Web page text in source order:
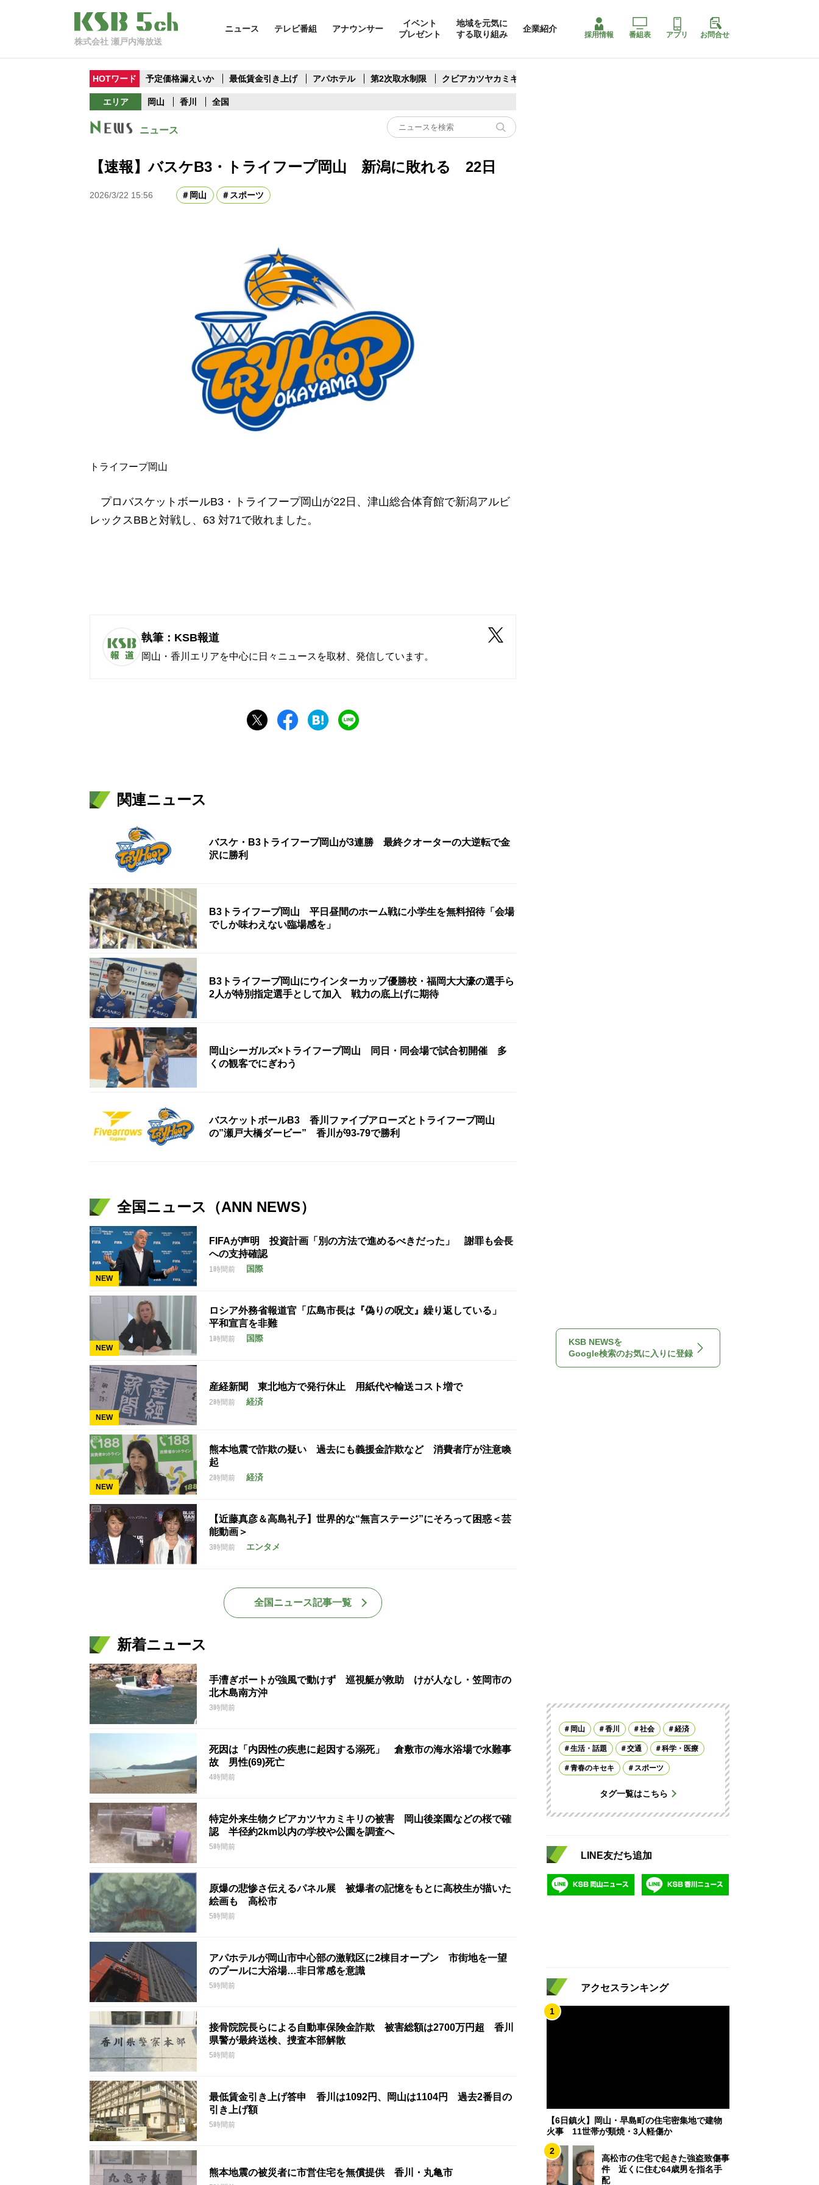
株式会社 瀬戸内海放送
ニュース テレビ番組 アナウンサー
イベント
プレゼント
地域を元気に
する取り組み
企業紹介
採用情報 番組表 アプリ お問合せ
HOTワード 予定価格漏えいか 最低賃金引き上げ アパホテル 第2次取水制限 クビアカツヤカミキリ
エリア 岡山 香川 全国
ニュース
【速報】バスケB3・トライフープ岡山 新潟に敗れる 22日
2026/3/22 15:56 岡山 スポーツ
トライフープ岡山
プロバスケットボールB3・トライフープ岡山が22日、津山総合体育館で新潟アルビ
レックスBBと対戦し、 63 対71で敗れました。
執筆：KSB報道
岡山・香川エリアを中心に日々ニュースを取材、発信しています。
関連ニュース
バスケ・B3トライフープ岡山が3連勝 最終クオーターの大逆転で金
沢に勝利
B3トライフープ岡山 平日昼間のホーム戦に小学生を無料招待「会場
でしか味わえない臨場感を」
B3トライフープ岡山にウインターカップ優勝校・福岡大大濠の選手ら
2人が特別指定選手として加入 戦力の底上げに期待
岡山シーガルズ×トライフープ岡山 同日・同会場で試合初開催 多
くの観客でにぎわう
バスケットボールB3 香川ファイブアローズとトライフープ岡山
の”瀬戸大橋ダービー” 香川が93‐79で勝利
全国ニュース（ANN NEWS）
NEW
FIFAが声明 投資計画「別の方法で進めるべきだった」 謝罪も会長
への支持確認
1時間前 国際
NEW
ロシア外務省報道官「広島市長は『偽りの呪文』繰り返している」
平和宣言を非難
1時間前 国際
NEW
産経新聞 東北地方で発行休止 用紙代や輸送コスト増で
2時間前 経済
NEW
熊本地震で詐欺の疑い 過去にも義援金詐欺など 消費者庁が注意喚
起
2時間前 経済
【近藤真彦＆高島礼子】世界的な“無言ステージ”にそろって困惑＜芸
能動画＞
3時間前 エンタメ
全国ニュース記事一覧
新着ニュース
手漕ぎボートが強風で動けず 巡視艇が救助 けが人なし・笠岡市の
北木島南方沖
3時間前
死因は「内因性の疾患に起因する溺死」 倉敷市の海水浴場で水難事
故 男性(69)死亡
4時間前
特定外来生物クビアカツヤカミキリの被害 岡山後楽園などの桜で確
認 半径約2km以内の学校や公園を調査へ
5時間前
原爆の悲惨さ伝えるパネル展 被爆者の記憶をもとに高校生が描いた
絵画も 高松市
5時間前
アパホテルが岡山市中心部の激戦区に2棟目オープン 市街地を一望
のプールに大浴場…非日常感を意識
5時間前
接骨院院長らによる自動車保険金詐欺 被害総額は2700万円超 香川
県警が最終送検、捜査本部解散
5時間前
最低賃金引き上げ答申 香川は1092円、岡山は1104円 過去2番目の
引き上げ額
5時間前
熊本地震の被災者に市営住宅を無償提供 香川・丸亀市
KSB NEWSを
Google検索のお気に入りに登録
岡山 香川 社会 経済
生活・話題 交通 科学・医療
青春のキセキ スポーツ
タグ一覧はこちら
LINE友だち追加
アクセスランキング
1
【6日鎮火】岡山・早島町の住宅密集地で建物
火事 11世帯が類焼・3人軽傷か
2
高松市の住宅で起きた強盗致傷事
件 近くに住む64歳男を指名手
配